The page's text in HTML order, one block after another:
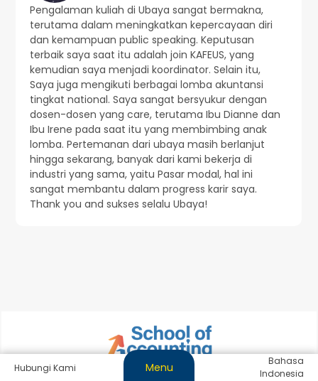
Pengalaman kuliah di Ubaya sangat bermakna,
terutama dalam meningkatkan kepercayaan diri
dan kemampuan public speaking. Keputusan
terbaik saya saat itu adalah join KAFEUS, yang
kemudian saya menjadi koordinator. Selain itu,
Saya juga mengikuti berbagai lomba akuntansi
tingkat national. Saya sangat bersyukur dengan
dosen-dosen yang care, terutama Ibu Dianne dan
Ibu Irene pada saat itu yang membimbing anak
lomba. Pertemanan dari ubaya masih berlanjut
hingga sekarang, banyak dari kami bekerja di
industri yang sama, yaitu Pasar modal, hal ini
sangat membantu dalam progress karir saya.
Thank you and sukses selalu Ubaya!
Hubungi Kami Menu
Bahasa
Indonesia